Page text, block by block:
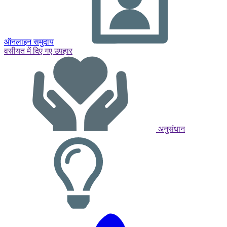
ऑनलाइन समुदाय
वसीयत में दिए गए उपहार
अनुसंधान